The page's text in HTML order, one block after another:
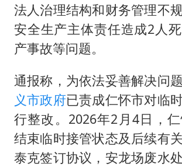
法人治理结构和财务管理不
安全生产主体责任造成2人
产事故等问题。
通报称，为依法妥善解决问
义市政府已责成仁怀市对临
行整改。2026年2月4日，
结束临时接管状态及后续有
泰克签订协议，安龙场废水